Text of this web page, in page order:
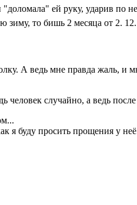
ей руку, ударив по
то бишь 2 месяца от 2.
А ведь мне правда жаль, и
случайно, а ведь
я буду просить прощения у